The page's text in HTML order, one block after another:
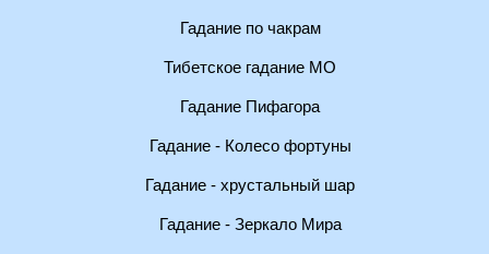
Гадание по чакрам
Тибетское гадание МО
Гадание Пифагора
Гадание - Колесо фортуны
Гадание - хрустальный шар
Гадание - Зеркало Мира